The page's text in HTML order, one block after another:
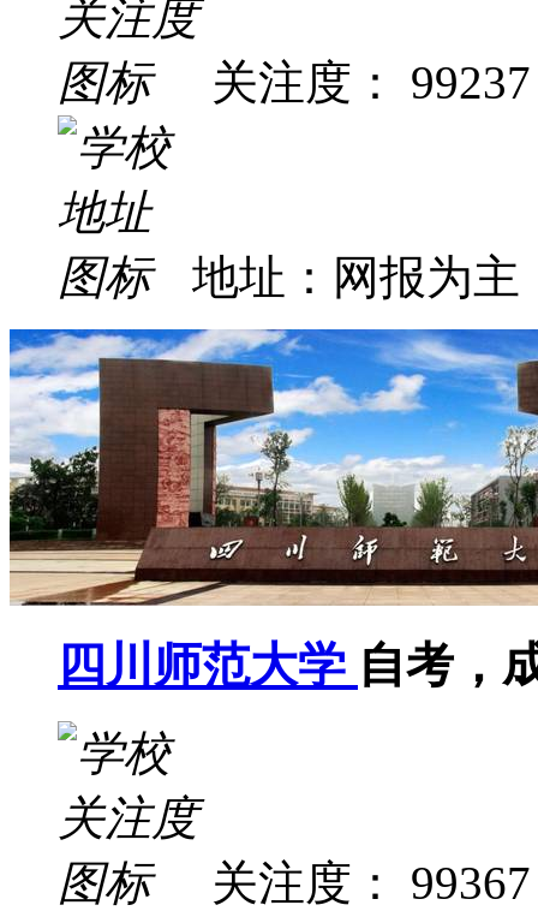
关注度： 99237
地址：网报为主
四川师范大学 自考，
关注度： 99367